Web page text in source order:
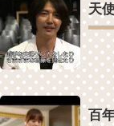
天
百